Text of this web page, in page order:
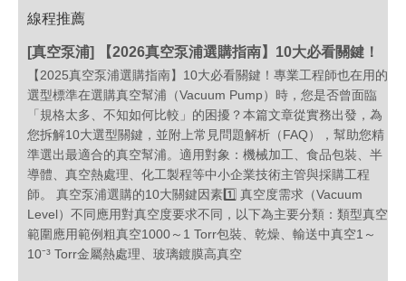
線程推薦
[真空泵浦] 【2026真空泵浦選購指南】10大必看關鍵！
【2025真空泵浦選購指南】10大必看關鍵！專業工程師也在用的
選型標準在選購真空幫浦（Vacuum Pump）時，您是否曾面臨
「規格太多、不知如何比較」的困擾？本篇文章從實務出發，為
您拆解10大選型關鍵，並附上常見問題解析（FAQ），幫助您精
準選出最適合的真空幫浦。適用對象：機械加工、食品包裝、半
導體、真空熱處理、化工製程等中小企業技術主管與採購工程
師。 真空泵浦選購的10大關鍵因素1️⃣ 真空度需求（Vacuum
Level）不同應用對真空度要求不同，以下為主要分類：類型真空
範圍應用範例粗真空1000～1 Torr包裝、乾燥、輸送中真空1～
10⁻³ Torr金屬熱處理、玻璃鍍膜高真空